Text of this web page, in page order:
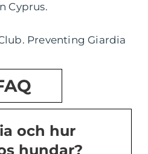
Cyprus.
Preventing Giardia
och hur
hundar?